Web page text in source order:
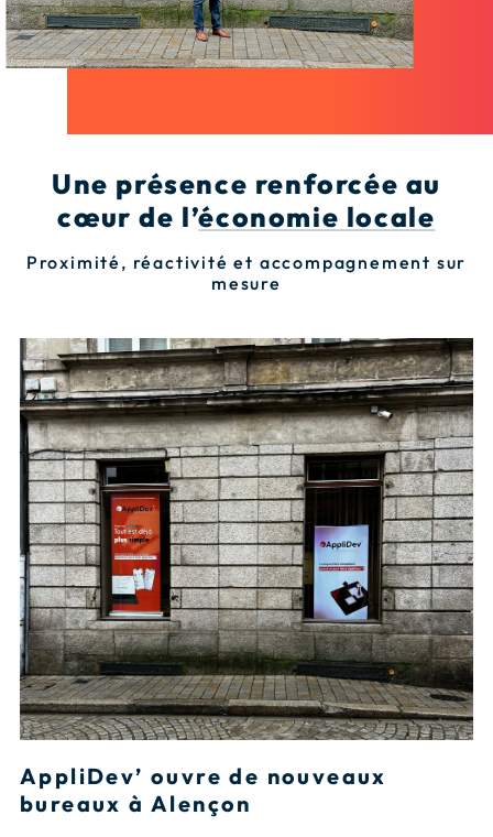
Une présence renforcée au
cœur de l’économie locale
Proximité, réactivité et accompagnement sur
mesure
AppliDev’ ouvre de nouveaux
bureaux à Alençon